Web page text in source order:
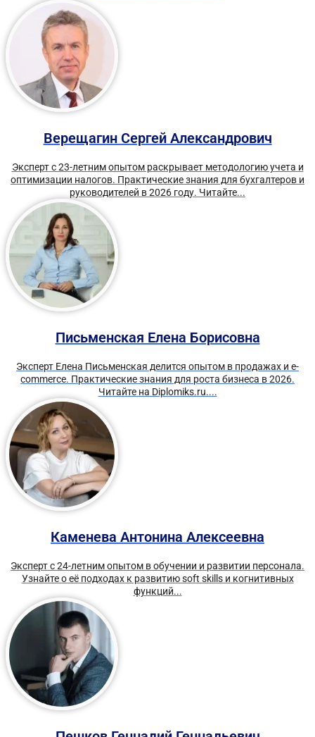
Верещагин Сергей Александрович
Эксперт с 23-летним опытом раскрывает методологию учета и
оптимизации налогов. Практические знания для бухгалтеров и
руководителей в 2026 году. Читайте...
Письменская Елена Борисовна
Эксперт Елена Письменская делится опытом в продажах и e-
commerce. Практические знания для роста бизнеса в 2026.
Читайте на Diplomiks.ru....
Каменева Антонина Алексеевна
Эксперт с 24-летним опытом в обучении и развитии персонала.
Узнайте о её подходах к развитию soft skills и когнитивных
функций...